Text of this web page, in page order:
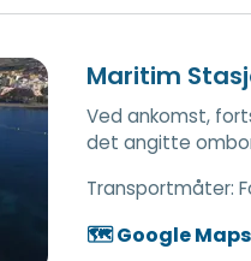
Maritim
Ved ankomst,
det angitte
Transportmåter:
🗺️ Google Maps